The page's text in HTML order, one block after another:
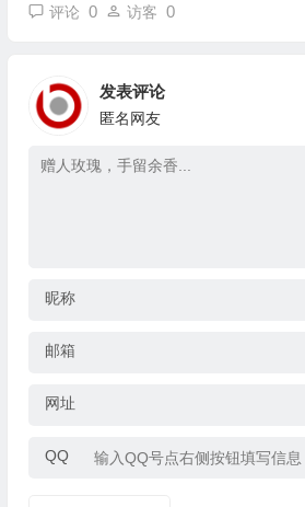
评论 0 访客 0
发表评论
匿名网友
昵称
邮箱
网址
QQ